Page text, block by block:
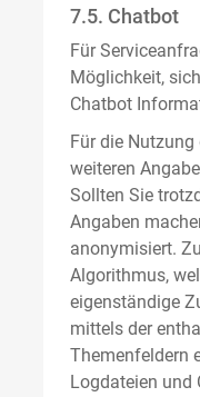
7.5. Chatbot
Für
Möglichkeit,
Chatbot
Für die
weiteren
Sollten Sie
Angaben
anonymisiert.
Algorithmus,
eigenständige
mittels der
Themenfeldern
Logdateien und